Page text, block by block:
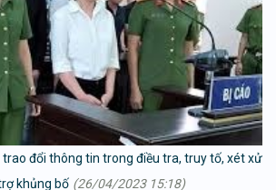
trao đổi thông tin trong điều tra, truy tố, xét xử
khủng bố (26/04/2023 15:18)